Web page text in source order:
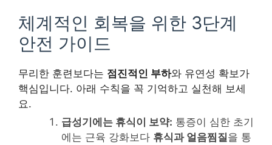
체계적인 회복을 위한 3단계
안전 가이드
무리한 훈련보다는 점진적인 부하와 유연성 확보가
핵심입니다. 아래 수칙을 꼭 기억하고 실천해 보세
요.
급성기에는 휴식이 보약: 통증이 심한 초기
에는 근육 강화보다 휴식과 얼음찜질을 통